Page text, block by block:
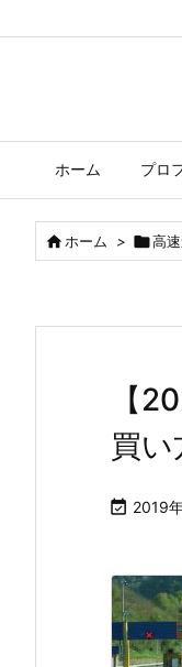
ホーム プロ
ホーム > 高
【
買い
 2019